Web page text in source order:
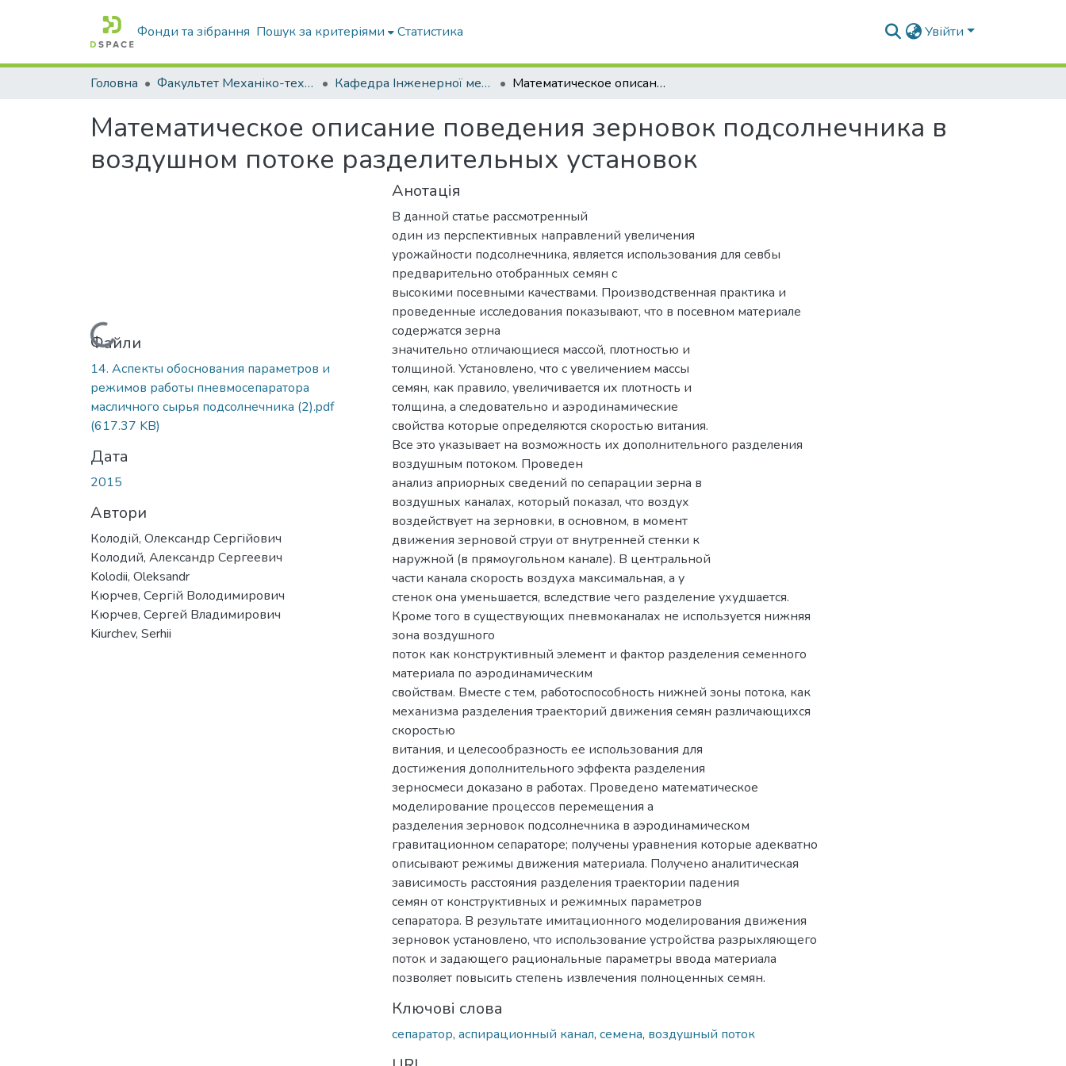
Фонди та зібрання Пошук за критеріями Статистика Увійти
Головна Факультет Механіко-технологічний Кафедра Інженерної механіки та комп'ютерного проектування Математическое описание поведения зерновок подсолнечника в воздушном потоке разделительных установок
Математическое описание поведения зерновок подсолнечника в
воздушном потоке разделительных установок
Вантажиться...
Файли
14. Аспекты обоснования параметров и
режимов работы пневмосепаратора
масличного сырья подсолнечника (2).pdf
(617.37 KB)
Дата
2015
Автори
Колодій, Олександр Сергійович
Колодий, Александр Сергеевич
Kolodii, Oleksandr
Кюрчев, Сергій Володимирович
Кюрчев, Сергей Владимирович
Kiurchеv, Serhii
Анотація
В данной статье рассмотренный
один из перспективных направлений увеличения
урожайности подсолнечника, является использования для севбы
предварительно отобранных семян с
высокими посевными качествами. Производственная практика и
проведенные исследования показывают, что в посевном материале
содержатся зерна
значительно отличающиеся массой, плотностью и
толщиной. Установлено, что с увеличением массы
семян, как правило, увеличивается их плотность и
толщина, а следовательно и аэродинамические
свойства которые определяются скоростью витания.
Все это указывает на возможность их дополнительного разделения
воздушным потоком. Проведен
анализ априорных сведений по сепарации зерна в
воздушных каналах, который показал, что воздух
воздействует на зерновки, в основном, в момент
движения зерновой струи от внутренней стенки к
наружной (в прямоугольном канале). В центральной
части канала скорость воздуха максимальная, а у
стенок она уменьшается, вследствие чего разделение ухудшается.
Кроме того в существующих пневмоканалах не используется нижняя
зона воздушного
поток как конструктивный элемент и фактор разделения семенного
материала по аэродинамическим
свойствам. Вместе с тем, работоспособность нижней зоны потока, как
механизма разделения траекторий движения семян различающихся
скоростью
витания, и целесообразность ее использования для
достижения дополнительного эффекта разделения
зерносмеси доказано в работах. Проведено математическое
моделирование процессов перемещения а
разделения зерновок подсолнечника в аэродинамическом
гравитационном сепараторе; получены уравнения которые адекватно
описывают режимы движения материала. Получено аналитическая
зависимость расстояния разделения траектории падения
семян от конструктивных и режимных параметров
сепаратора. В результате имитационного моделирования движения
зерновок установлено, что использование устройства разрыхляющего
поток и задающего рациональные параметры ввода материала
позволяет повысить степень извлечения полноценных семян.
Ключові слова
сепаратор, аспирационный канал, семена, воздушный поток